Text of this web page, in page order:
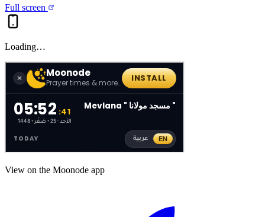
Full screen
Loading…
View on the Moonode app